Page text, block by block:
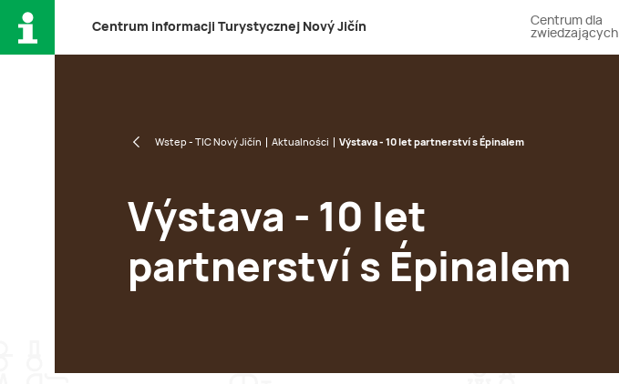
Centrum informacji Turystycznej Nový Jičín
Centrum dla
zwiedzających
Wstep - TIC Nový Jičín Aktualności Výstava - 10 let partnerství s Épinalem
Výstava - 10 let
partnerství s Épinalem